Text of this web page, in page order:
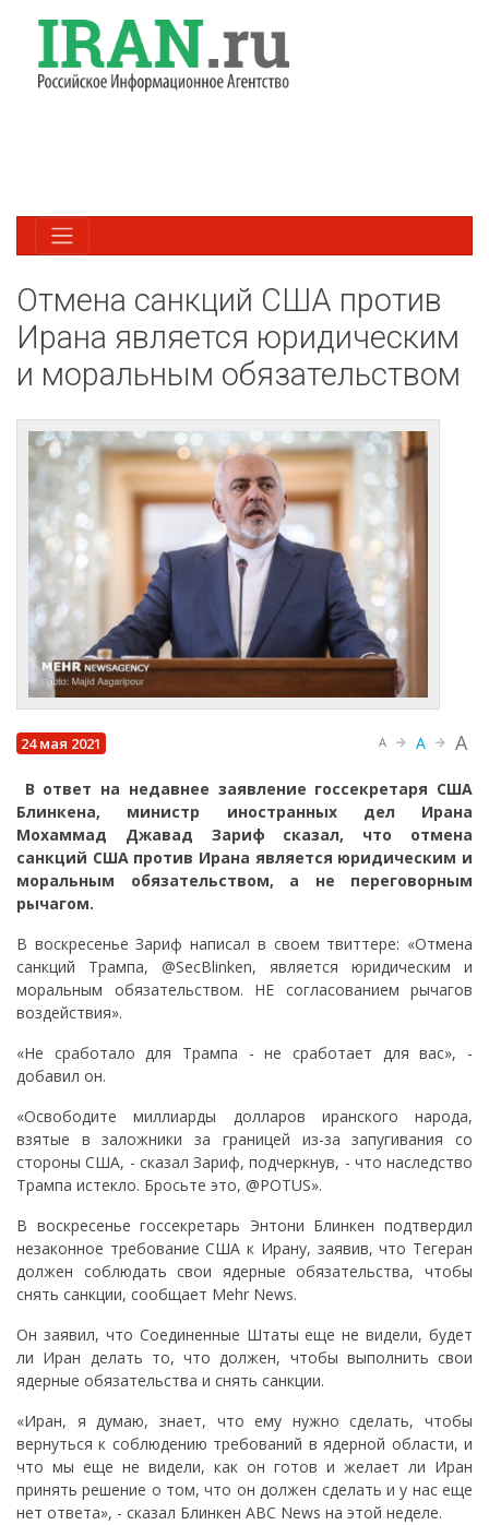
Отмена санкций США против
Ирана является юридическим
и моральным обязательством
24 мая 2021 A A A
В ответ на недавнее заявление госсекретаря США
Блинкена, министр иностранных дел Ирана
Мохаммад Джавад Зариф сказал, что отмена
санкций США против Ирана является юридическим и
моральным обязательством, а не переговорным
рычагом.
В воскресенье Зариф написал в своем твиттере: «Отмена
санкций Трампа, @SecBlinken, является юридическим и
моральным обязательством. НЕ согласованием рычагов
воздействия».
«Не сработало для Трампа - не сработает для вас», -
добавил он.
«Освободите миллиарды долларов иранского народа,
взятые в заложники за границей из-за запугивания со
стороны США, - сказал Зариф, подчеркнув, - что наследство
Трампа истекло. Бросьте это, @POTUS».
В воскресенье госсекретарь Энтони Блинкен подтвердил
незаконное требование США к Ирану, заявив, что Тегеран
должен соблюдать свои ядерные обязательства, чтобы
снять санкции, сообщает Mehr News.
Он заявил, что Соединенные Штаты еще не видели, будет
ли Иран делать то, что должен, чтобы выполнить свои
ядерные обязательства и снять санкции.
«Иран, я думаю, знает, что ему нужно сделать, чтобы
вернуться к соблюдению требований в ядерной области, и
что мы еще не видели, как он готов и желает ли Иран
принять решение о том, что он должен сделать и у нас еще
нет ответа», - сказал Блинкен ABC News на этой неделе.